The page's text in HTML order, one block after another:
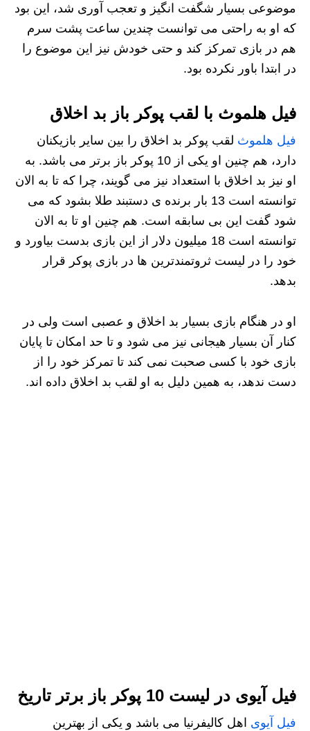
موضوعی بسیار شگفت انگیز و تعجب آوری شد، این بود
که او به راحتی می توانست چندین ساعت پشت سرم
هم در بازی تمرکز کند و حتی خودش نیز این موضوع را
در ابتدا باور نکرده بود.
فیل هلموث با لقب پوکر باز بد اخلاق
فیل هلموث لقب پوکر بد اخلاق را بین سایر بازیکنان
دارد، هم چنین او یکی از 10 پوکر باز برتر می باشد. به
او نیز بد اخلاق با استعداد نیز می گویند، چرا که تا به الان
توانسته است 13 بار برنده ی دستبند طلا بشود که می
شود گفت این بی سابقه است. هم چنین او تا به الان
توانسته است 18 میلیون دلار از این بازی بدست بیاورد و
خود را در لیست ثروتمندترین ها در بازی پوکر قرار
بدهد.
او در هنگام بازی بسیار بد اخلاق و عصبی است ولی در
کنار آن بسیار هیجانی نیز می شود و تا حد امکان تا پایان
بازی خود با کسی صحبت نمی کند تا تمرکز خود را از
دست ندهد، به همین دلیل به او لقب بد اخلاق داده اند.
فیل آیوی در لیست 10 پوکر باز برتر تاریخ
فیل آیوی اهل کالیفرنیا می باشد و یکی از بهترین